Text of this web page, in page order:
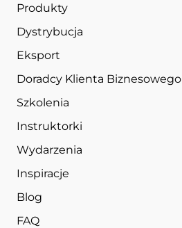
Produkty
Dystrybucja
Eksport
Doradcy Klienta Biznesowego
Szkolenia
Instruktorki
Wydarzenia
Inspiracje
Blog
FAQ